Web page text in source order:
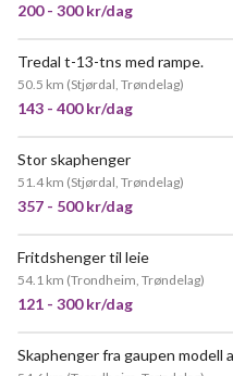
200 - 300 kr/dag
Tredal t-13-tns med rampe.
50.5 km (Stjørdal, Trøndelag)
143 - 400 kr/dag
Stor skaphenger
51.4 km (Stjørdal, Trøndelag)
357 - 500 kr/dag
Fritdshenger til leie
54.1 km (Trondheim, Trøndelag)
121 - 300 kr/dag
Skaphenger fra gaupen modell